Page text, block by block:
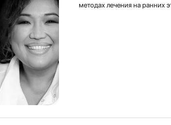
методах лечения на ранних